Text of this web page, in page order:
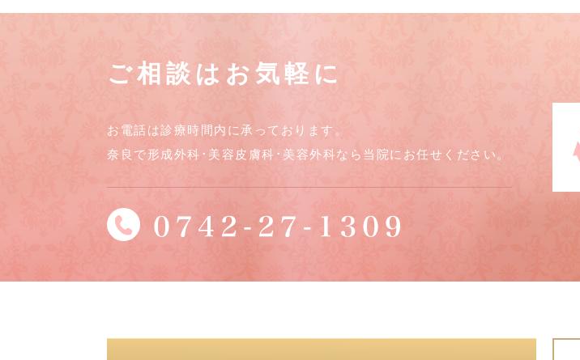
ご相談はお気軽に
お電話は診療時間内に承っております。
奈良で形成外科･美容皮膚科･美容外科なら当院にお任せください。